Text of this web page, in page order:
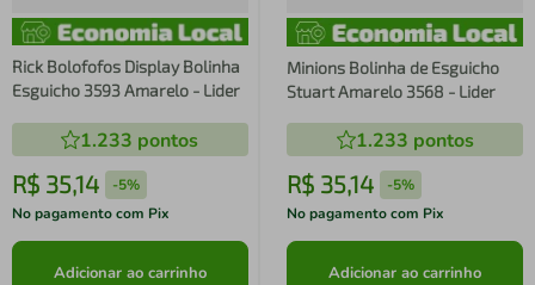
Rick Bolofofos Display Bolinha
Esguicho 3593 Amarelo - Lider
1.233 pontos
R$ 35,14 -5%
No pagamento com Pix
Adicionar ao carrinho
Minions Bolinha de Esguicho
Stuart Amarelo 3568 - Lider
1.233 pontos
R$ 35,14 -5%
No pagamento com Pix
Adicionar ao carrinho